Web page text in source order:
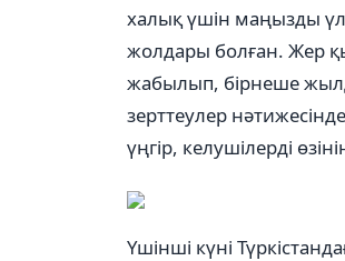
халық үшін маңызды
жолдары болған. Жер
жабылып, бірнеше
зерттеулер
үңгір, келушілерді
Үшінші күні